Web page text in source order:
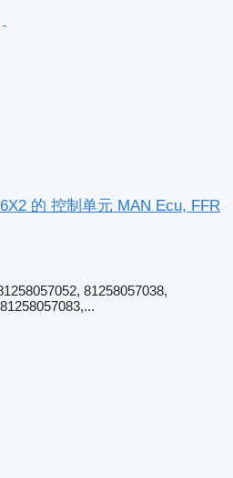
的 控制单元 MAN Ecu, FFR
81258057038,